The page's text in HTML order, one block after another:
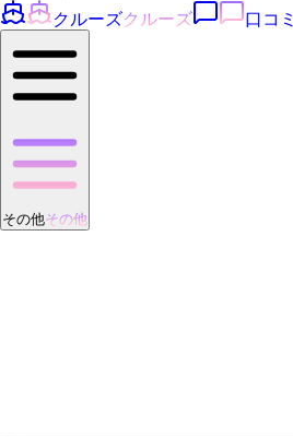
クルーズクルーズ 口コミ
その他その他